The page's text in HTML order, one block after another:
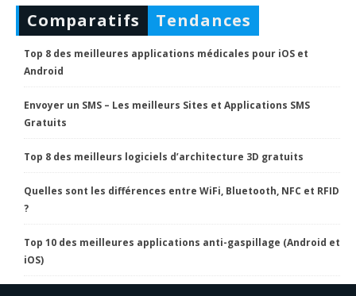
Comparatifs Tendances
Top 8 des meilleures applications médicales pour iOS et
Android
Envoyer un SMS – Les meilleurs Sites et Applications SMS
Gratuits
Top 8 des meilleurs logiciels d’architecture 3D gratuits
Quelles sont les différences entre WiFi, Bluetooth, NFC et RFID
?
Top 10 des meilleures applications anti-gaspillage (Android et
iOS)